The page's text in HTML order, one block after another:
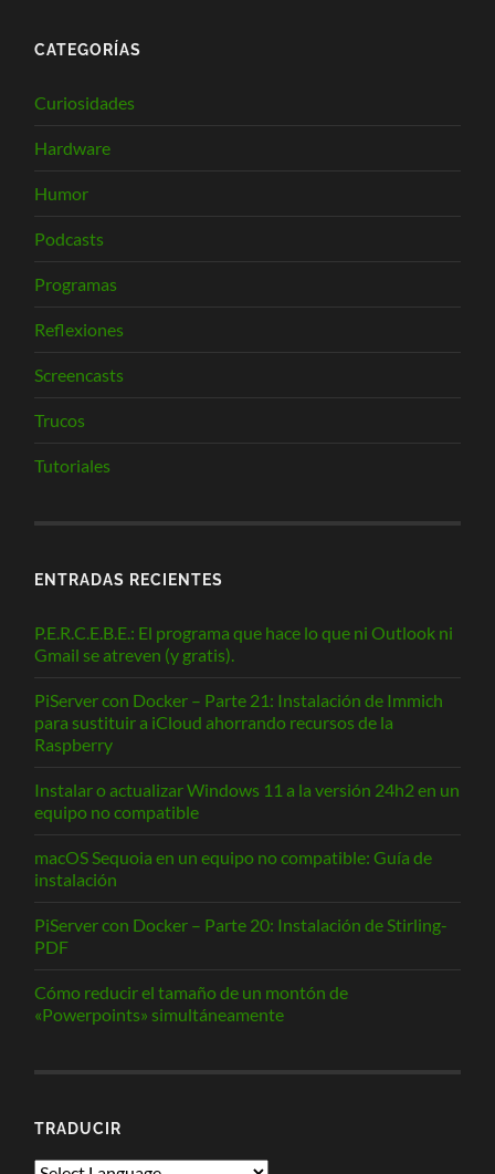
CATEGORÍAS
Curiosidades
Hardware
Humor
Podcasts
Programas
Reflexiones
Screencasts
Trucos
Tutoriales
ENTRADAS RECIENTES
P.E.R.C.E.B.E.: El programa que hace lo que ni Outlook ni
Gmail se atreven (y gratis).
PiServer con Docker – Parte 21: Instalación de Immich
para sustituir a iCloud ahorrando recursos de la
Raspberry
Instalar o actualizar Windows 11 a la versión 24h2 en un
equipo no compatible
macOS Sequoia en un equipo no compatible: Guía de
instalación
PiServer con Docker – Parte 20: Instalación de Stirling-
PDF
Cómo reducir el tamaño de un montón de
«Powerpoints» simultáneamente
TRADUCIR